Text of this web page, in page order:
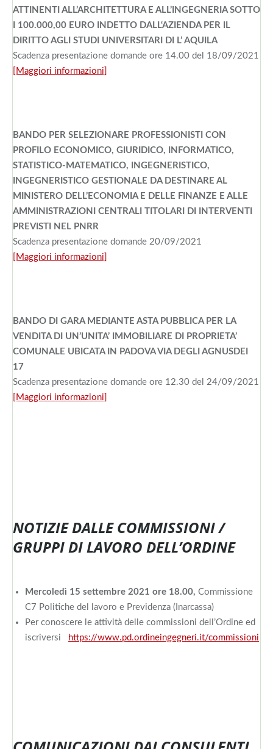
ATTINENTI ALL’ARCHITETTURA E ALL’INGEGNERIA SOTTO
I 100.000,00 EURO INDETTO DALL‘AZIENDA PER IL
DIRITTO AGLI STUDI UNIVERSITARI DI L’ AQUILA
Scadenza presentazione domande ore 14.00 del 18/09/2021
[Maggiori informazioni]
BANDO PER SELEZIONARE PROFESSIONISTI CON
PROFILO ECONOMICO, GIURIDICO, INFORMATICO,
STATISTICO-MATEMATICO, INGEGNERISTICO,
INGEGNERISTICO GESTIONALE DA DESTINARE AL
MINISTERO DELL’ECONOMIA E DELLE FINANZE E ALLE
AMMINISTRAZIONI CENTRALI TITOLARI DI INTERVENTI
PREVISTI NEL PNRR
Scadenza presentazione domande 20/09/2021
[Maggiori informazioni]
BANDO DI GARA MEDIANTE ASTA PUBBLICA PER LA
VENDITA DI UN’UNITA’ IMMOBILIARE DI PROPRIETA’
COMUNALE UBICATA IN PADOVA VIA DEGLI AGNUSDEI
17
Scadenza presentazione domande ore 12.30 del 24/09/2021
[Maggiori informazioni]
NOTIZIE DALLE COMMISSIONI /
GRUPPI DI LAVORO DELL’ORDINE
Mercoledì 15 settembre 2021 ore 18.00, Commissione
C7 Politiche del lavoro e Previdenza (Inarcassa)
Per conoscere le attività delle commissioni dell’Ordine ed
iscriversi
https://www.pd.ordineingegneri.it/commissioni